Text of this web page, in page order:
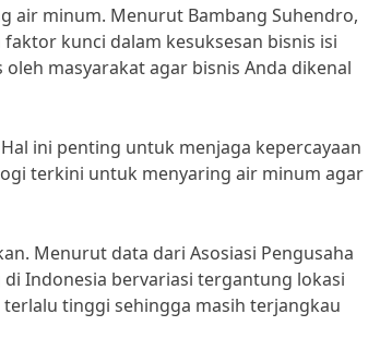
air minum. Menurut Bambang Suhendro,
kunci dalam kesuksesan bisnis isi
masyarakat agar bisnis Anda dikenal
ini penting untuk menjaga kepercayaan
terkini untuk menyaring air minum agar
Menurut data dari Asosiasi Pengusaha
Indonesia bervariasi tergantung lokasi
tinggi sehingga masih terjangkau